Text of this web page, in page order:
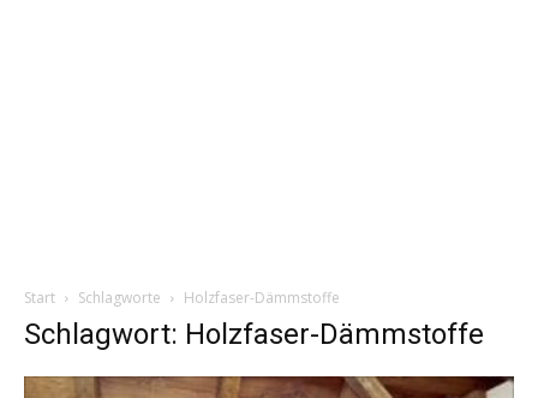
Start Schlagworte Holzfaser-Dämmstoffe
Schlagwort: Holzfaser-Dämmstoffe